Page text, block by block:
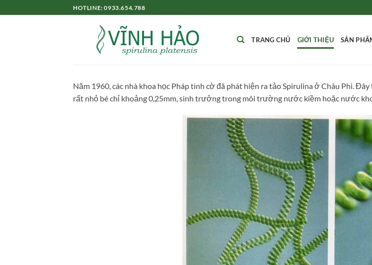
qua
HOTLINE: 0933.654.788
TRANG CHỦ GIỚI THIỆU SẢN
Năm 1960, các nhà khoa học Pháp tình cờ đã phát hiện ra tảo Spirulina ở Châu Phi.
rất nhỏ bé chỉ khoảng 0,25mm, sinh trưởng trong môi trường nước kiềm hoặc nước